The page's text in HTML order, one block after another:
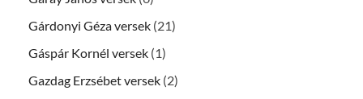
Gárdonyi Géza versek (21)
Gáspár Kornél versek (1)
Gazdag Erzsébet versek (2)